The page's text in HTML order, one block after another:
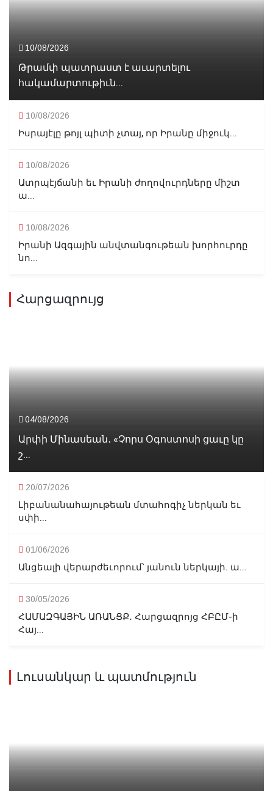
10/08/2026
Թրամփ պատրաստ է աւարտելու
հակամարտութիւն...
10/08/2026
Իսրայէլը թոյլ պիտի չտայ, որ Իրանը միջուկ...
10/08/2026
Ատրպէյճանի եւ Իրանի ժողովուրդները միշտ
ա...
10/08/2026
Իրանի Ազգային անվտանգութեան խորհուրդը
նո...
Հարցազրույց
04/08/2026
Արփի Մինասեան․ «Չորս Օգոստոսի ցաւը կը
շ...
20/07/2026
Լիբանանահայութեան մտահոգիչ ներկան եւ
սփի...
01/06/2026
Անցեալի վերարժեւորում՝ յանուն ներկայի. ա...
30/05/2026
ՀԱՄԱԶԳԱՅԻՆ ԱՌԱՆՑՔ․ Հարցազրոյց ՀԲԸՄ-ի
Հայ...
Լուսանկար և պատմություն